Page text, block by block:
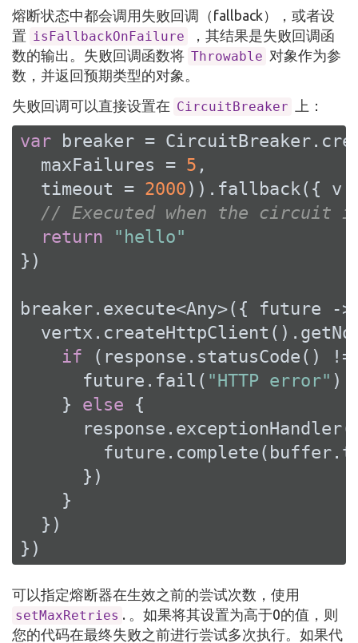
熔断状态中都会调用失败回调（fallback），或者设
置 isFallbackOnFailure
，其结果是失败回调函
数的输出。失败回调函数将 Throwable 对象作为参
数，并返回预期类型的​​对象。
失败回调可以直接设置在 CircuitBreaker 上：
var breaker =
  maxFailures =
5 ,
  timeout =
2000 )).fallback({ v
// Executed when the circuit
return
"hello"
})
breaker.execute<Any>({ future ->
if (response.statusCode()
      future.fail(
"HTTP error" )
    }
else {
      })
    }
  })
})
可以指定熔断器在生效之前的尝试次数，使用
setMaxRetries . 。如果将其设置为高于0的值，则
您的代码在最终失败之前进行尝试多次执行。如果代